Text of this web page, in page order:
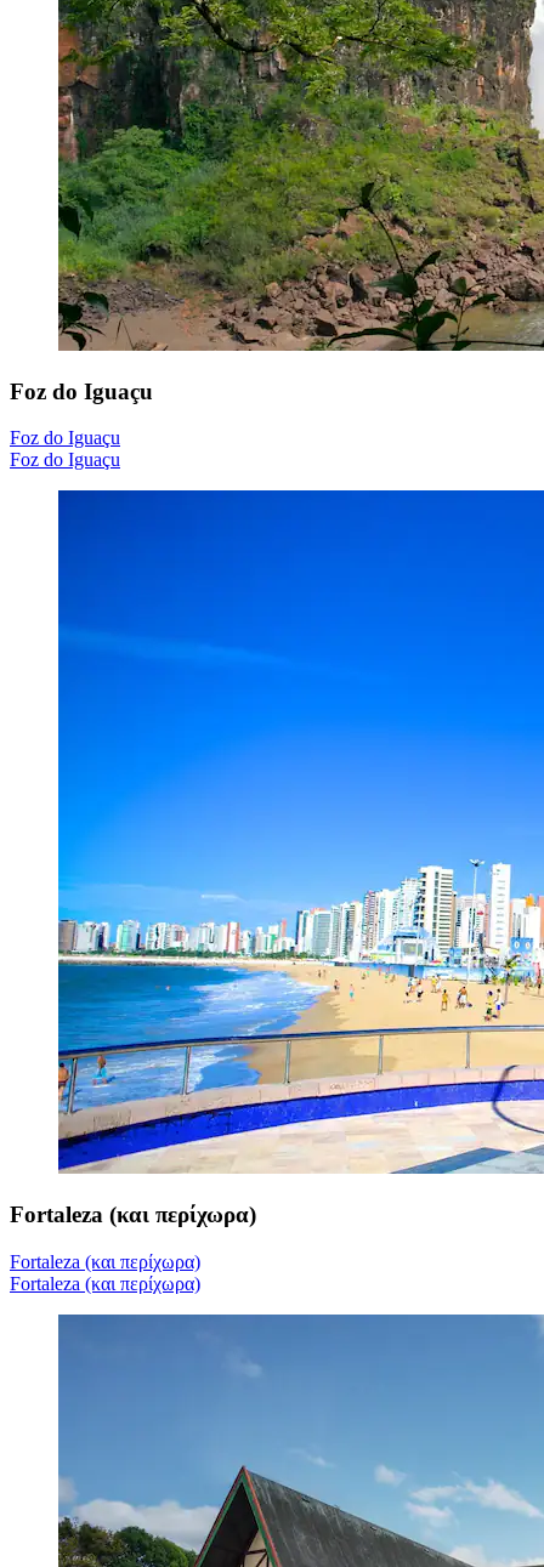
Foz do Iguaçu
Foz do Iguaçu
Foz do Iguaçu
Fortaleza (και περίχωρα)
Fortaleza (και περίχωρα)
Fortaleza (και περίχωρα)